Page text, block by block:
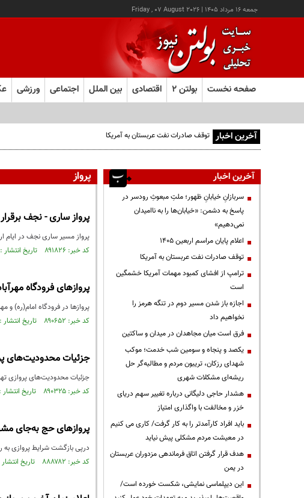
جمعه ۱۶ مرداد ۱۴۰۵ |
Friday , 07 August 2026
صفحه نخست بولتن ۲ اقتصادی بین الملل اجتماعی ورزشی
آخرین اخبار توقف صادرات نفت عربستان به آمریکا
پرواز
پرواز ساری - نجف
پرواز مسیر ساری نجف در ایام اربعین حسینی ۹ مردادماه از فرودگاه بین
کد خبر: ۸۹۱۸۲۶ تاریخ انتشار : ۱۴۰۵/۰۵/۰۴
پروازهای فرودگاه
پروازها در فرودگاه امام(ره) و
کد خبر: ۸۹۰۶۵۲ تاریخ انتشار : ۱۴۰۵/۰۴/۱۷
جزئیات محدودیت‌های
جزئیات محدودیت‌های پروازی
کد خبر: ۸۹۰۳۲۵ تاریخ انتشار : ۱۴۰۵/۰۴/۱۱
پروازهای حج به‌جای
درپی بازگشت شرایط پروازی به روند عادی، ۳ پرواز بازگشت حجاج که قرار بود به مشهد منتقل شوند، ساعاتی قبل در
کد خبر: ۸۸۸۷۸۲ تاریخ انتشار : ۱۴۰۵/۰۳/۱۸
آخرین اخبار
سربازانِ خیابانِ ظهور؛ ملتِ مبعوثِ رودسر در
پاسخ به دشمن: «خیابان‌ها را به ناامیدان
نمی‌دهیم»
اعلام پایان مراسم اربعین ۱۴۰۵
توقف صادرات نفت عربستان به آمریکا
ترامپ از افشای کمبود مهمات آمریکا خشمگین
است
اجازه باز شدن مسیر دوم در تنگه هرمز را
نخواهیم داد
فرق است میان مجاهدان در میدان و ساکتین
یکصد و پنجاه و سومین شب خدمت؛ موکب
شهدای رزکان، تریبون مردم و مطالبه‌گر حل
ریشه‌ای مشکلات شهری
هشدار حاجی دلیگانی درباره تغییر سهم دریای
خزر و مخالفت با واگذاری امتیاز
باید افراد کارآمدتر را به کار گرفت/ کاری می کنیم
در معیشت مردم مشکلی پیش نیاید
هدف قرار گرفتن اتاق‌ فرماندهی مزدوران عربستان
در یمن
این دیپلماسی نمایشی، شکست خورده است/